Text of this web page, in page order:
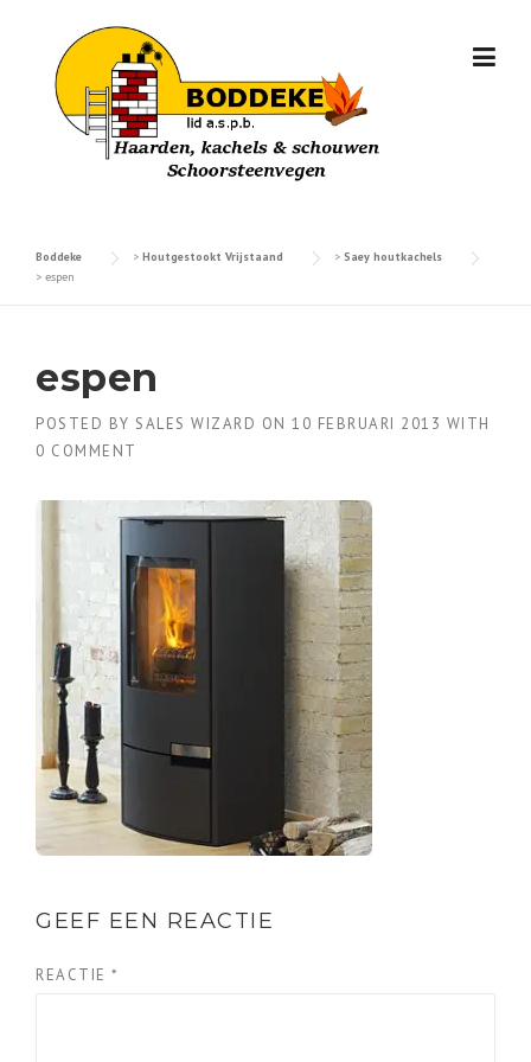
Boddeke > Houtgestookt Vrijstaand > Saey houtkachels
> espen
espen
POSTED BY SALES WIZARD ON 10 FEBRUARI 2013 WITH
0 COMMENT
GEEF EEN REACTIE
REACTIE *